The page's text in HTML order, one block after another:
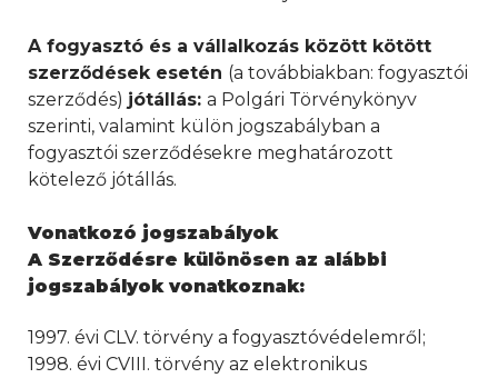
A fogyasztó és a vállalkozás között kötött
szerződések esetén (a továbbiakban: fogyasztói
szerződés) jótállás: a Polgári Törvénykönyv
szerinti, valamint külön jogszabályban a
fogyasztói szerződésekre meghatározott
kötelező jótállás.
Vonatkozó jogszabályok
A Szerződésre különösen az alábbi
jogszabályok vonatkoznak:
1997. évi CLV. törvény a fogyasztóvédelemről;
1998. évi CVIII. törvény az elektronikus